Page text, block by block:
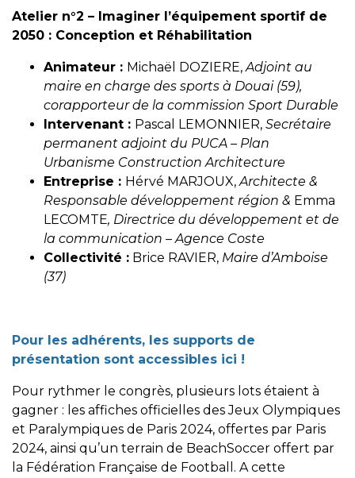
Atelier n°2 – Imaginer l’équipement sportif de
2050 : Conception et Réhabilitation
Animateur : Michaël DOZIERE,Adjoint au
maire en charge des sports à Douai (59),
corapporteur de la commission Sport Durable
Intervenant : Pascal LEMONNIER, Secrétaire
permanent adjoint du PUCA – Plan
Urbanisme Construction Architecture
Entreprise : Hérvé MARJOUX,Architecte &
Responsable développement région & Emma
LECOMTE, Directrice du développement et de
la communication – Agence Coste
Collectivité : Brice RAVIER, Maire d’Amboise
(37)
Pour les adhérents, les supports de
présentation sont accessibles ici !
Pour rythmer le congrès, plusieurs lots étaient à
gagner : les affiches officielles des Jeux Olympiques
et Paralympiques de Paris 2024, offertes par Paris
2024, ainsi qu’un terrain de BeachSoccer offert par
la Fédération Française de Football. A cette